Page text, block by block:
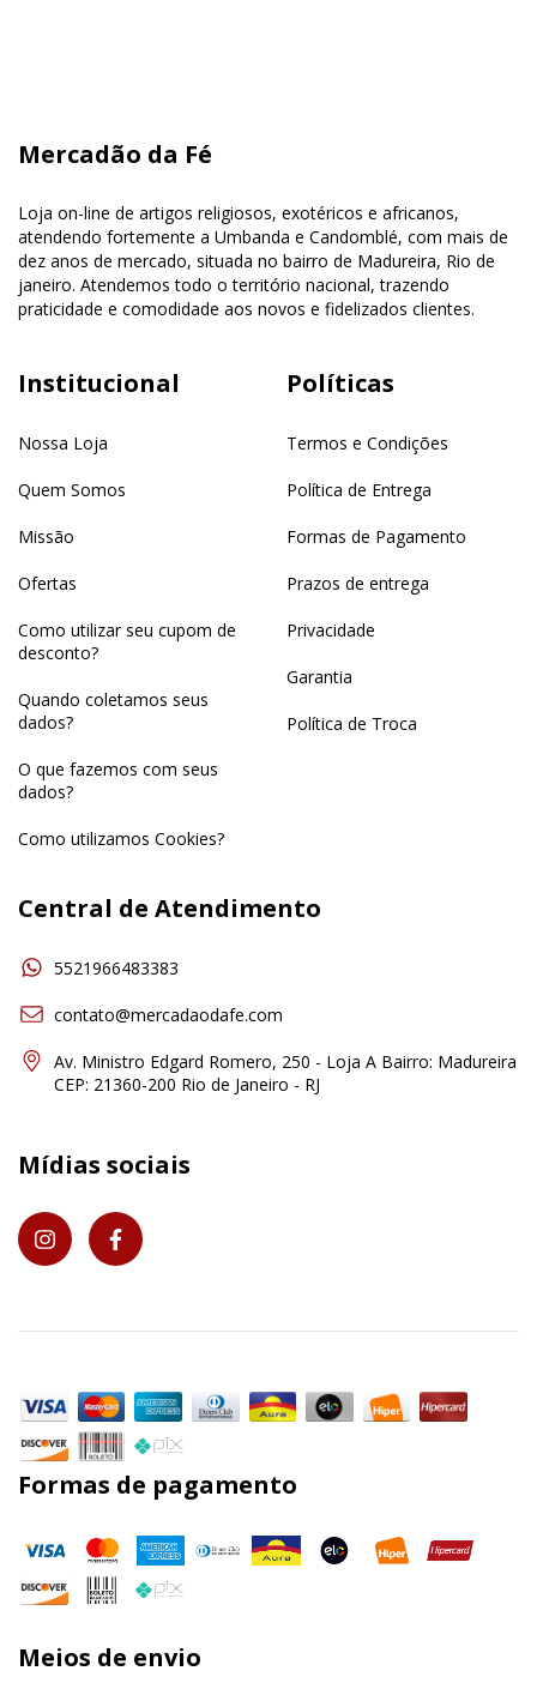
Mercadão da Fé
Loja on-line de artigos religiosos, exotéricos e africanos,
atendendo fortemente a Umbanda e Candomblé, com mais de
dez anos de mercado, situada no bairro de Madureira, Rio de
janeiro. Atendemos todo o território nacional, trazendo
praticidade e comodidade aos novos e fidelizados clientes.
Institucional
Nossa Loja
Quem Somos
Missão
Ofertas
Como utilizar seu cupom de
desconto?
Quando coletamos seus
dados?
O que fazemos com seus
dados?
Como utilizamos Cookies?
Políticas
Termos e Condições
Política de Entrega
Formas de Pagamento
Prazos de entrega
Privacidade
Garantia
Política de Troca
Central de Atendimento
5521966483383
contato@mercadaodafe.com
Av. Ministro Edgard Romero, 250 - Loja A Bairro: Madureira
CEP: 21360-200 Rio de Janeiro - RJ
Mídias sociais
Formas de pagamento
Meios de envio